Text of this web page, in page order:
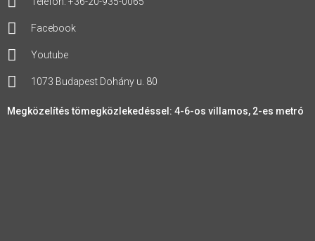
Facebook
Youtube
1073 Budapest Dohány u. 80
Megközelítés tömegközlekedéssel: 4-6-os villamos, 2-es metró